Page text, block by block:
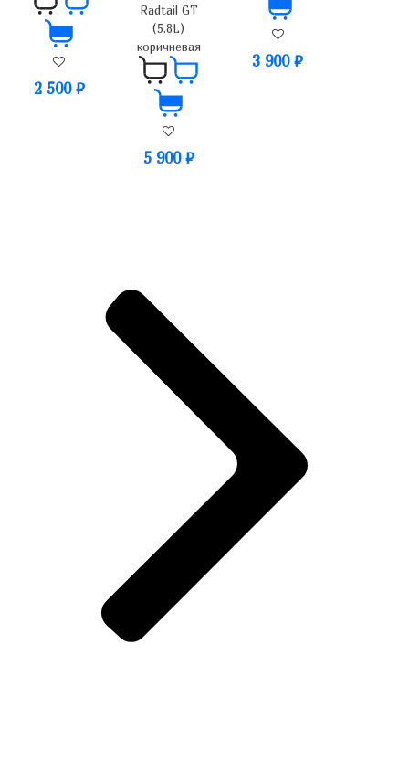
2 500 ₽
Radtail GT
(5.8L)
коричневая
5 900 ₽
3 900₽